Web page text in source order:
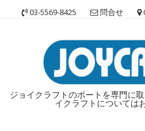
03-5569-8425 問合せ
ジョイクラフトのボートを専門に
イクラフトについては